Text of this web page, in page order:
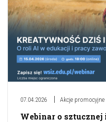
07.04.2026 Akcje promocyjne
Webinar o